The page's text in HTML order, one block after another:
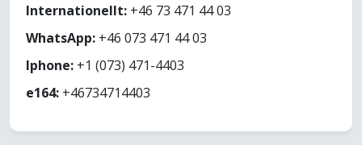
Internationellt: +46 73 471 44 03
WhatsApp: +46 073 471 44 03
Iphone: +1 (073) 471-4403
e164: +46734714403